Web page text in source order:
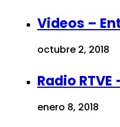
Videos –
octubre 2, 2018
Radio
enero 8, 2018